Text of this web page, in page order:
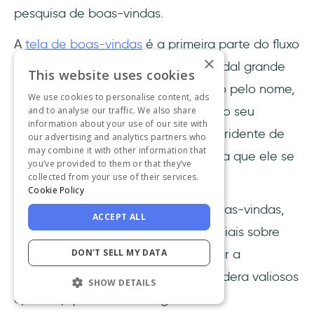
pesquisa de boas-vindas.
A tela de boas-vindas é a primeira parte do fluxo
de boas-vindas. Trata-se de um modal grande
no qual você cumprimenta o usuário pelo nome,
define as expectativas sobre o que o seu
produto faz e inclui uma imagem sorridente de
um dos membros da sua equipe para que ele se
sinta em casa.
Em seguida, há uma pesquisa de boas-vindas,
que é usada para coletar dados iniciais sobre
como cada novo usuário deseja usar a
plataforma, quais recursos ele considera valiosos
e, talvez, qual é o seu cargo.
×
This website uses cookies
We use cookies to personalise content, ads
and to analyse our traffic. We also share
information about your use of our site with
our advertising and analytics partners who
may combine it with other information that
you’ve provided to them or that they’ve
collected from your use of their services.
Cookie Policy
ACCEPT ALL
DON'T SELL MY DATA
SHOW DETAILS